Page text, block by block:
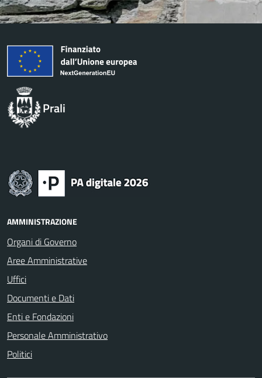
Prali
AMMINISTRAZIONE
Organi di Governo
Aree Amministrative
Uffici
Documenti e Dati
Enti e Fondazioni
Personale Amministrativo
Politici